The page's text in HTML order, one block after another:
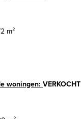
m²
woningen: VERKOCHT